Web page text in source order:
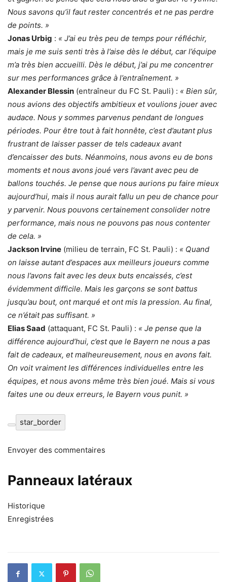
Nous savons qu’il faut rester concentrés et ne pas perdre
de points. »
Jonas Urbig : « J’ai eu très peu de temps pour réfléchir,
mais je me suis senti très à l’aise dès le début, car l’équipe
m’a très bien accueilli. Dès le début, j’ai pu me concentrer
sur mes performances grâce à l’entraînement. »
Alexander Blessin (entraîneur du FC St. Pauli) : « Bien sûr,
nous avions des objectifs ambitieux et voulions jouer avec
audace. Nous y sommes parvenus pendant de longues
périodes. Pour être tout à fait honnête, c’est d’autant plus
frustrant de laisser passer de tels cadeaux avant
d’encaisser des buts. Néanmoins, nous avons eu de bons
moments et nous avons joué vers l’avant avec peu de
ballons touchés. Je pense que nous aurions pu faire mieux
aujourd’hui, mais il nous aurait fallu un peu de chance pour
y parvenir. Nous pouvons certainement consolider notre
performance, mais nous ne pouvons pas nous contenter
de cela. »
Jackson Irvine (milieu de terrain, FC St. Pauli) : « Quand
on laisse autant d’espaces aux meilleurs joueurs comme
nous l’avons fait avec les deux buts encaissés, c’est
évidemment difficile. Mais les garçons se sont battus
jusqu’au bout, ont marqué et ont mis la pression. Au final,
ce n’était pas suffisant. »
Elias Saad (attaquant, FC St. Pauli) : « Je pense que la
différence aujourd’hui, c’est que le Bayern ne nous a pas
fait de cadeaux, et malheureusement, nous en avons fait.
On voit vraiment les différences individuelles entre les
équipes, et nous avons même très bien joué. Mais si vous
faites une ou deux erreurs, le Bayern vous punit. »
star_border
Envoyer des commentaires
Panneaux latéraux
Historique
Enregistrées